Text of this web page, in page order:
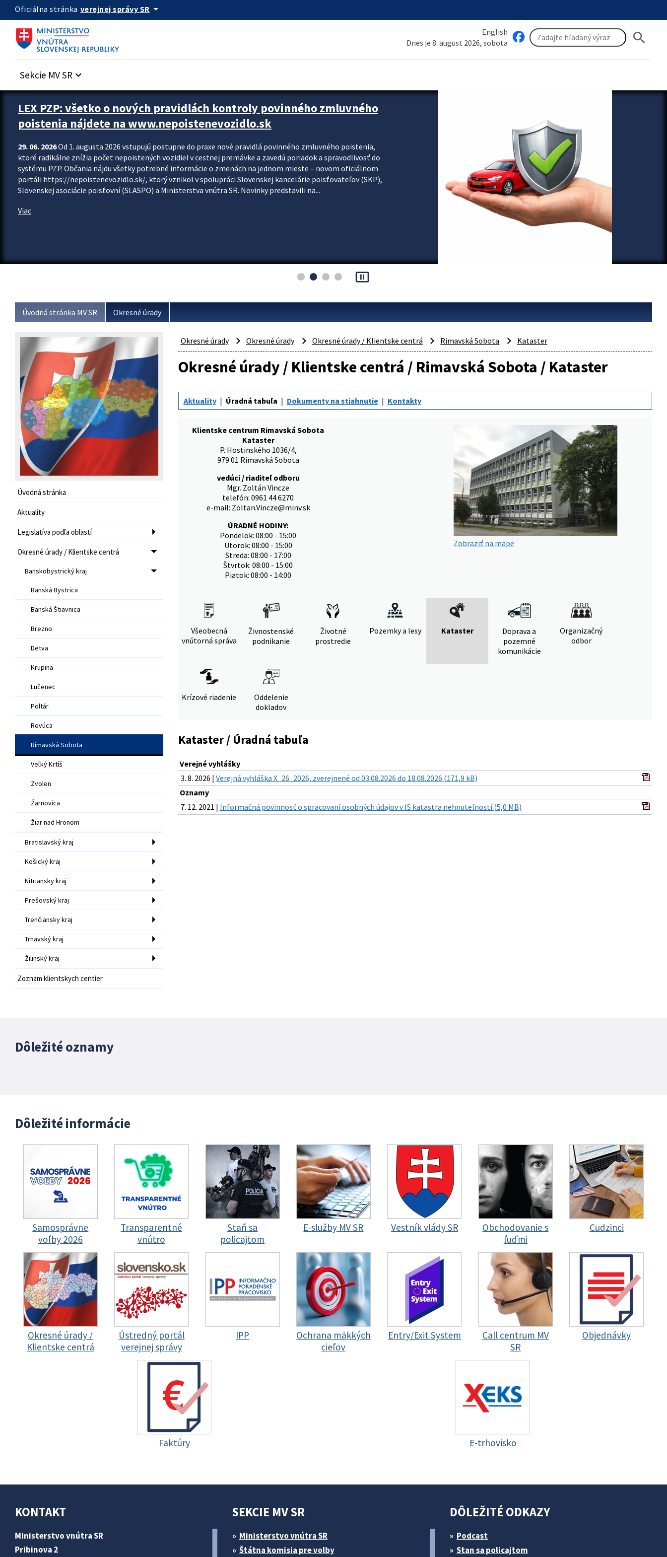
Preskocit na hlavný obsah
Oficiálna stránka verejnej správy SR arrow_drop_down
English
Dnes je 8. august 2026, sobota
search
Sekcie MV SR keyboard_arrow_down
Zastavit automatický posun upútavok
LEX PZP: všetko o nových pravidlách kontroly povinného zmluvného
poistenia nájdete na www.nepoistenevozidlo.sk
29. 06. 2026Od 1. augusta 2026 vstupujú postupne do praxe nové pravidlá povinného zmluvného poistenia,
ktoré radikálne znížia počet nepoistených vozidiel v cestnej premávke a zavedú poriadok a spravodlivosť do
systému PZP. Občania nájdu všetky potrebné informácie o zmenách na jednom mieste – novom oficiálnom
portáli https://nepoistenevozidlo.sk/, ktorý vznikol v spolupráci Slovenskej kancelárie poisťovateľov (SKP),
Slovenskej asociácie poisťovní (SLASPO) a Ministerstva vnútra SR. Novinky predstavili na...
Viac
pause_presentation
Úvodná stránka MV SR Okresné úrady
Úvodná stránka
Aktuality
Legislatíva podľa oblastí
Okresné úrady / Klientske centrá
Banskobystrický kraj
Banská Bystrica
Banská Štiavnica
Brezno
Detva
Krupina
Lučenec
Poltár
Revúca
Rimavská Sobota
Veľký Krtíš
Zvolen
Žarnovica
Žiar nad Hronom
Bratislavský kraj
Košický kraj
Nitriansky kraj
Prešovský kraj
Trenčiansky kraj
Trnavský kraj
Žilinský kraj
Zoznam klientskych centier
Okresné úrady Okresné úrady Okresné úrady / Klientske centrá Rimavská Sobota Kataster
Okresné úrady / Klientske centrá / Rimavská Sobota / Kataster
Aktuality Úradná tabuľa Dokumenty na stiahnutie Kontakty
Klientske centrum Rimavská Sobota
Kataster
P. Hostinského 1036/4,
979 01 Rimavská Sobota
vedúci / riaditeľ odboru
Mgr. Zoltán Vincze
telefón: 0961 44 6270
e-mail: Zoltan.Vincze@minv.sk
ÚRADNÉ HODINY:
Pondelok: 08:00 - 15:00
Utorok: 08:00 - 15:00
Streda: 08:00 - 17:00
Štvrtok: 08:00 - 15:00
Piatok: 08:00 - 14:00
Zobraziť na mape
Všeobecná
vnútorná správa
Živnostenské
podnikanie
Životné
prostredie
Pozemky a lesy Kataster
Doprava a
pozemné
komunikácie
Organizačný
odbor
Krízové riadenie
Oddelenie
dokladov
Kataster / Úradná tabuľa
Verejné vyhlášky
3. 8. 2026 | Verejná vyhláška X_26_2026, zverejnené od 03.08.2026 do 18.08.2026 (171,9 kB)
Oznamy
7. 12. 2021 | Informačná povinnosť o spracovaní osobných údajov v IS katastra nehnuteľností (5,0 MB)
Dôležité oznamy
Dôležité informácie
Samosprávne
voľby 2026
Transparentné
vnútro
Staň sa
policajtom
E-služby MV SR Vestník vlády SR
Obchodovanie s
ľuďmi
Cudzinci
Okresné úrady /
Klientske centrá
Ústredný portál
verejnej správy
IPP
Ochrana mäkkých
cieľov
Entry/Exit System
Call centrum MV
SR
Objednávky
Faktúry E-trhovisko
KONTAKT
Ministerstvo vnútra SR
Pribinova 2
SEKCIE MV SR
Ministerstvo vnútra SR
Štátna komisia pre volby
DÔLEŽITÉ ODKAZY
Podcast
Stan sa policajtom